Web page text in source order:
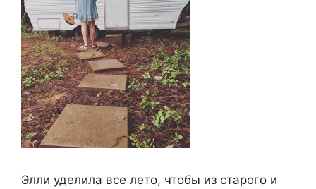
Элли уделила все лето, чтобы из старого и